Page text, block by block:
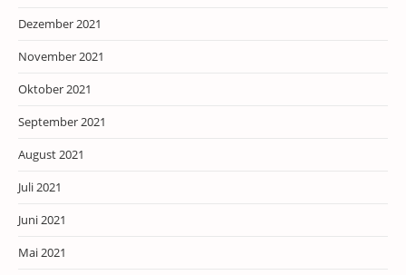
Dezember 2021
November 2021
Oktober 2021
September 2021
August 2021
Juli 2021
Juni 2021
Mai 2021